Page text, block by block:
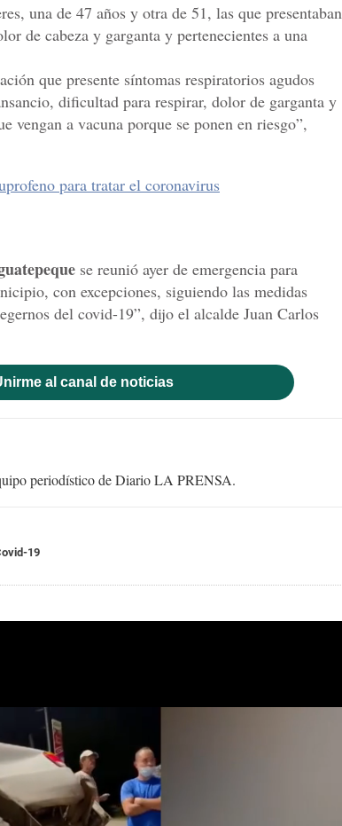
una de 47 años y otra de 51, las que presentaban
de cabeza y garganta y pertenecientes a una
que presente síntomas respiratorios agudos
dificultad para respirar, dolor de garganta y
vengan a vacuna porque se ponen en riesgo”,
para tratar el coronavirus
se reunió ayer de emergencia para
con excepciones, siguiendo las medidas
del covid-19”, dijo el alcalde Juan Carlos
al canal de noticias
periodístico de Diario LA PRENSA.
19